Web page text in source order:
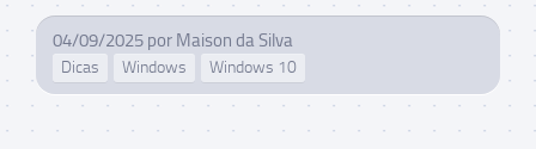
04/09/2025 por Maison da Silva
Dicas Windows Windows 10